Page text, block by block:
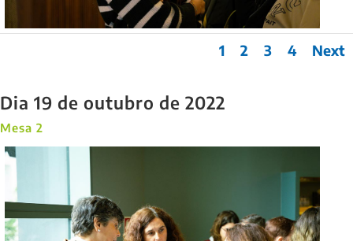
1 2 3 4 Next
Dia 19 de outubro de 2022
Mesa 2